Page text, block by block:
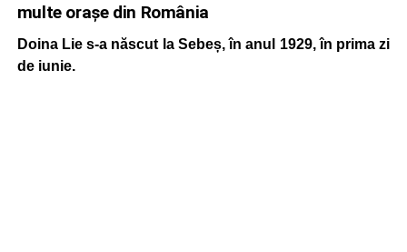
multe orașe din România
Doina Lie s-a născut la Sebeș, în anul 1929, în prima zi
de iunie.